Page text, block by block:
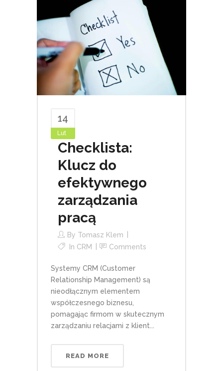
14
Lut
Checklista:
Klucz do
efektywnego
zarządzania
pracą
By Tomasz Klem
In CRM Comments
Systemy CRM (Customer
Relationship Management) są
nieodłącznym elementem
współczesnego biznesu,
pomagając firmom w skutecznym
zarządzaniu relacjami z klient...
READ MORE